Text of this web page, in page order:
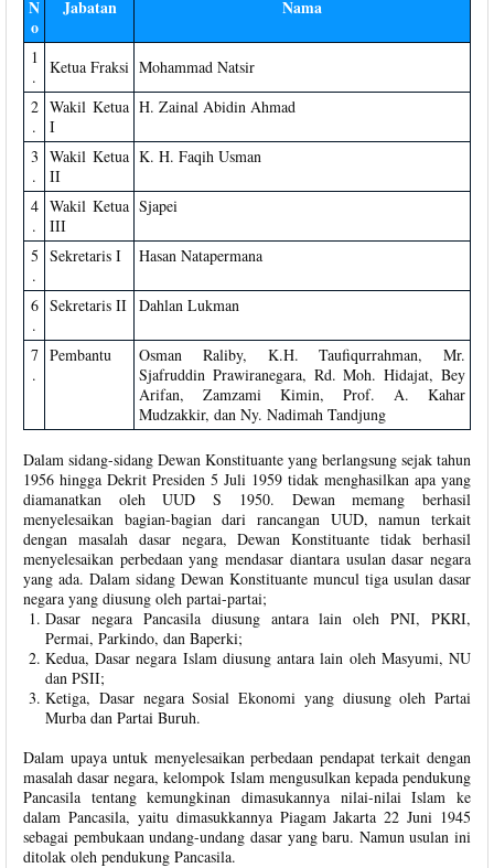
N
o
Jabatan Nama
1
.
Ketua Fraksi Mohammad Natsir
2
.
Wakil Ketua
I
H. Zainal Abidin Ahmad
3
.
Wakil Ketua
II
K. H. Faqih Usman
4
.
Wakil Ketua
III
Sjapei
5
.
Sekretaris I Hasan Natapermana
6
.
Sekretaris II Dahlan Lukman
7
.
Pembantu
Osman Raliby, K.H. Taufiqurrahman, Mr.
Sjafruddin Prawiranegara, Rd. Moh. Hidajat, Bey
Arifan, Zamzami Kimin, Prof. A. Kahar
Mudzakkir, dan Ny. Nadimah Tandjung
Dalam sidang-sidang Dewan Konstituante yang berlangsung sejak tahun
1956 hingga Dekrit Presiden 5 Juli 1959 tidak menghasilkan apa yang
diamanatkan oleh UUD S 1950. Dewan memang berhasil
menyelesaikan bagian-bagian dari rancangan UUD, namun terkait
dengan masalah dasar negara, Dewan Konstituante tidak berhasil
menyelesaikan perbedaan yang mendasar diantara usulan dasar negara
yang ada. Dalam sidang Dewan Konstituante muncul tiga usulan dasar
negara yang diusung oleh partai-partai;
Dasar negara Pancasila diusung antara lain oleh PNI, PKRI,
Permai, Parkindo, dan Baperki;
Kedua, Dasar negara Islam diusung antara lain oleh Masyumi, NU
dan PSII;
Ketiga, Dasar negara Sosial Ekonomi yang diusung oleh Partai
Murba dan Partai Buruh.
Dalam upaya untuk menyelesaikan perbedaan pendapat terkait dengan
masalah dasar negara, kelompok Islam mengusulkan kepada pendukung
Pancasila tentang kemungkinan dimasukannya nilai-nilai Islam ke
dalam Pancasila, yaitu dimasukkannya Piagam Jakarta 22 Juni 1945
sebagai pembukaan undang-undang dasar yang baru. Namun usulan ini
ditolak oleh pendukung Pancasila.